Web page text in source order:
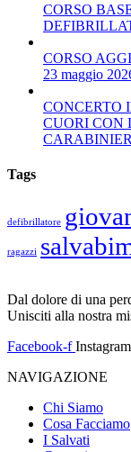
CORSO
CORSO
23 maggio
CONCERTO
CUORI CON
Tags
defibrillatore
ragazzi
Dal dolore di una
Unisciti alla nostra
Facebook-f Instagram
NAVIGAZIONE
Chi Siamo
Cosa Facciamo
I Salvati